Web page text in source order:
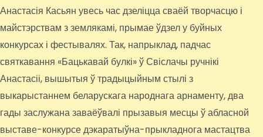
Анастасія Касьян увесь час дзеліцца сваёй творчасцю і
майстэрствам з землякамі, прымае ўдзел у буйных
конкурсах і фестывалях. Так, напрыклад, падчас
святкавання «Бацькавай булкі» ў Свіслачы ручнікі
Анастасіі, вышытыя ў традыцыйным стылі з
выкарыстаннем беларускага народнага арнаменту, два
гады заслужана заваёўвалі прызавыя месцы ў абласной
выставе-конкурсе дэкаратыўна-прыкладнога мастацтва